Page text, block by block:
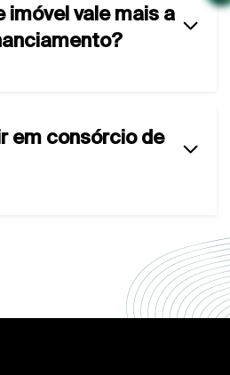
imóvel vale mais a
em consórcio de